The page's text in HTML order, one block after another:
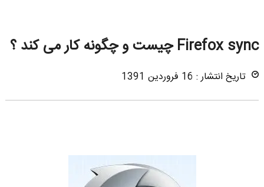
Firefox sync چیست و چگونه کار می کند ؟
تاریخ انتشار : 16 فروردین 1391